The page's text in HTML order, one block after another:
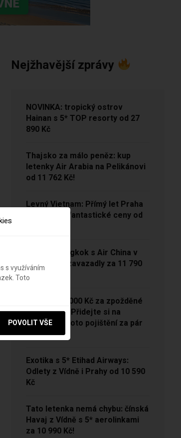
Nejžhavější zprávy
NOVINKA: tropický ostrov
Hainan s 5* TOP resorty od 27
890 Kč
Thajsko za málo peněz: kup
letenky Air Arabia na Pelikánovi
od 11 762 Kč!
Levný Vietnam: Přímý let Praha
– Hanoj za fantastické ceny od
Vídeň – Bangkok s Air China v
sezóně se zavazadly za 11 790
Kč!
NOVINKA: 5000 Kč za zpožděné
zavazadlo? Přidejte si na
Pelikánovi toto pojištění za pár
korun
Exotika s 5* Etihad Airways:
Odlety z Vídně i Prahy od 10 590
Kč
Tato letenka nemá chybu: čínská
Havaj z Vídně s 5* aerolinkami
za 10 990 Kč!
s využíváním
Toto
POVOLIT VŠE